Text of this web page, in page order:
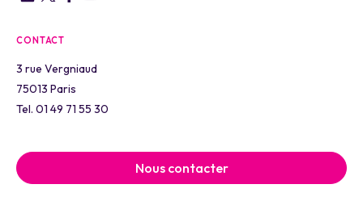
CONTACT
3 rue Vergniaud
75013 Paris
Tel. 01 49 71 55 30
Nous contacter